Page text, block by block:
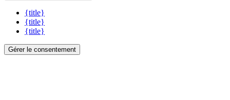
{title}
{title}
{title}
Gérer le consentement